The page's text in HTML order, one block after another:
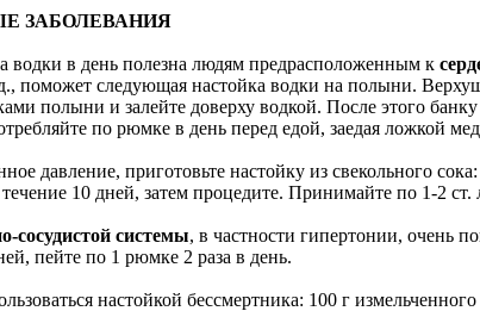
ЗАБОЛЕВАНИЯ
водки в день полезна людям предрасположенным к
поможет следующая настойка водки на полыни.
полыни и залейте доверху водкой. После этого
по рюмке в день перед едой, заедая ложкой
давление, приготовьте настойку из свекольного
10 дней, затем процедите. Принимайте по 1-2
сосудистой системы, в частности гипертонии, очень
пейте по 1 рюмке 2 раза в день.
настойкой бессмертника: 100 г